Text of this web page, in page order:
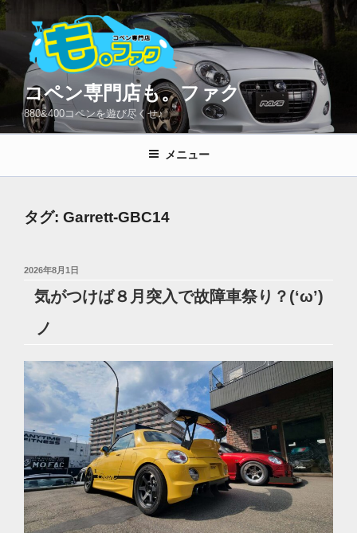
コ
ン
ン
ス
プ
コペン専門店も。ファク
880&400コペンを遊び尽くせ♪
メニュー
タグ: Garrett-GBC14
投
日:
2026年8月1日
気がつけば８月突入で故障車祭り？(‘ω’)
ノ